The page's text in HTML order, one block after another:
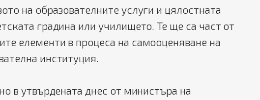
на образователните услуги и цялостната
градина или училището. Те ще са част от
елементи в процеса на самооценяване на
институция.
в утвърдената днес от министъра на